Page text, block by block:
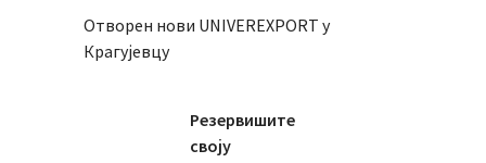
Отворен нови UNIVEREXPORT у
Крагујевцу
Резервишите
своју